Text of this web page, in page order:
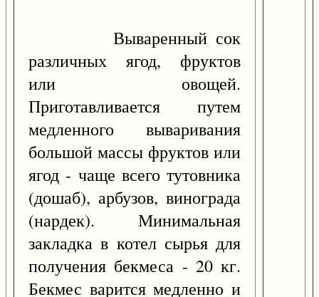
Вываренный сок
различных ягод, фруктов
или овощей.
Приготавливается путем
медленного вываривания
большой массы фруктов или
ягод - чаще всего тутовника
(дошаб), арбузов, винограда
(нардек). Минимальная
закладка в котел сырья для
получения бекмеса - 20 кг.
Бекмес варится медленно и